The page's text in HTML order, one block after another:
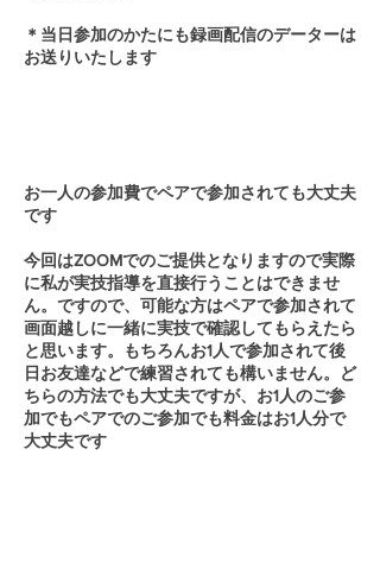
＊当日参加のかたにも録画配信のデーターは
お送りいたします
お一人の参加費でペアで参加されても大丈夫
です
今回はZOOMでのご提供となりますので実際
に私が実技指導を直接行うことはできませ
ん。ですので、可能な方はペアで参加されて
画面越しに一緒に実技で確認してもらえたら
と思います。もちろんお1人で参加されて後
日お友達などで練習されても構いません。ど
ちらの方法でも大丈夫ですが、お1人のご参
加でもペアでのご参加でも料金はお1人分で
大丈夫です